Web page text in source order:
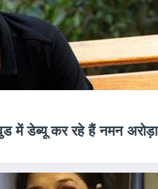
में डेब्यू कर रहे हैं नमन अरोड़ा